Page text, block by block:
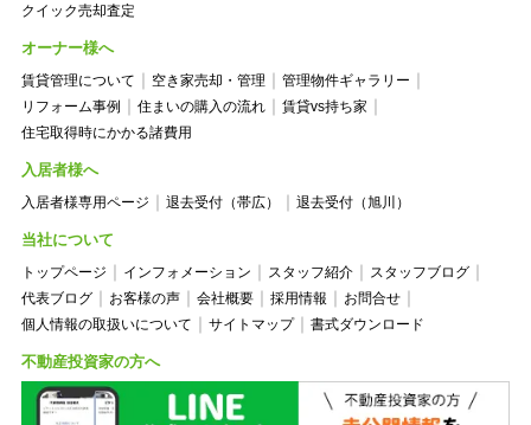
クイック売却査定
オーナー様へ
賃貸管理について 空き家売却・管理
管理物件ギャラリー
リフォーム事例
住まいの購入の流れ
賃貸vs持ち家
住宅取得時にかかる諸費用
入居者様へ
入居者様専用ページ 退去受付（帯広） 退去受付（旭川）
当社について
トップページ インフォメーション スタッフ紹介
スタッフブログ
代表ブログ
お客様の声 会社概要 採用情報
お問合せ
個人情報の取扱いについて
サイトマップ 書式ダウンロード
不動産投資家の方へ